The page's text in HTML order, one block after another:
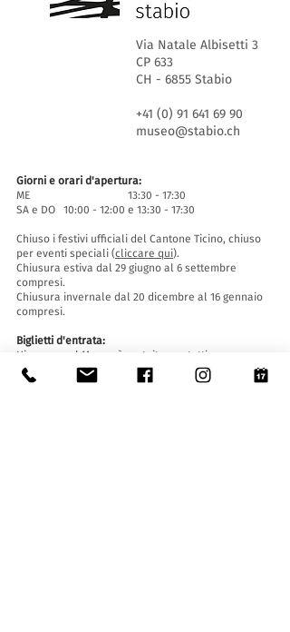
Via Natale Albisetti 3
CP 633
CH - 6855 Stabio
+41 (0) 91 641 69 90
museo@stabio.ch
Giorni e orari d'apertura:
ME 13:30 - 17:30
SA e DO 10:00 - 12:00 e 13:30 - 17:30
Chiuso i festivi ufficiali del Cantone Ticino, chiuso
per eventi speciali (cliccare qui).
Chiusura estiva dal 29 giugno al 6 settembre
compresi.
Chiusura invernale dal 20 dicembre al 16 gennaio
compresi.
Biglietti d'entrata:
L'ingresso al Museo è gratuito per tutti.
Le ragazze e i ragazzi di età inferiore ai 16 anni
devono essere accompagnati da un adulto.